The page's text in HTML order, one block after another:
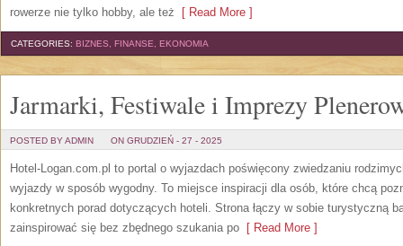
rowerze nie tylko hobby, ale też [ Read More ]
CATEGORIES: BIZNES, FINANSE, EKONOMIA
Jarmarki, Festiwale i Imprezy
POSTED BY ADMIN ON GRUDZIEŃ - 27 - 2025
Hotel-Logan.com.pl to portal o wyjazdach poświęcony zwiedzaniu
wyjazdy w sposób wygodny. To miejsce inspiracji dla osób, które chcą
konkretnych porad dotyczących hoteli. Strona łączy w sobie turystyczną
zainspirować się bez zbędnego szukania po [ Read More ]